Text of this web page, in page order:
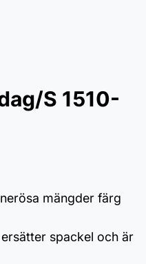
S 1510-
mängder färg
spackel och är